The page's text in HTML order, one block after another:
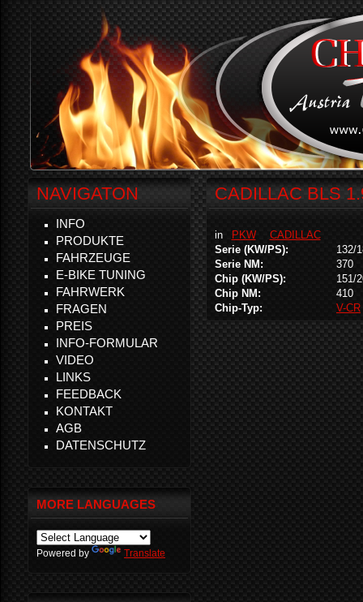
CADILLAC BLS
in PKW
CADILLAC
Serie (KW/PS):
132/
Serie NM:
370
Chip (KW/PS):
151/
Chip NM:
410
Chip-Typ:
V-CR
NAVIGATON
INFO
PRODUKTE
FAHRZEUGE
E-BIKE TUNING
FAHRWERK
FRAGEN
PREIS
INFO-FORMULAR
VIDEO
LINKS
FEEDBACK
KONTAKT
AGB
DATENSCHUTZ
MORE LANGUAGES
Powered by Translate